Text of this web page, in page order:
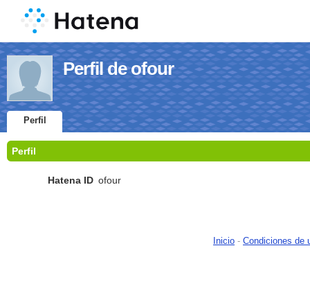
Perfil de ofour
Perfil
Perfil
Hatena ID ofour
Inicio - Condiciones de